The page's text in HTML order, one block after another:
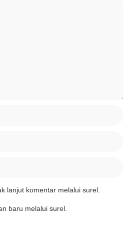
lanjut komentar melalui surel.
baru melalui surel.